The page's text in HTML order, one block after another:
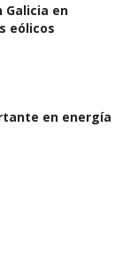
Galicia en
eólicos
en energía